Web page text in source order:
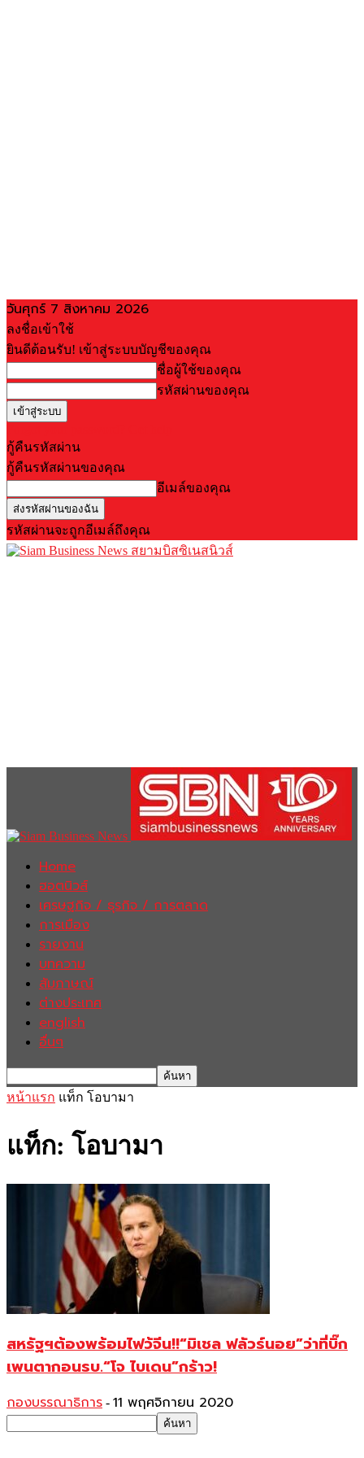
วันศุกร์ 7 สิงหาคม 2026
ลงชื่อเข้าใช้
ยินดีต้อนรับ! เข้าสู่ระบบบัญชีของคุณ
ชื่อผู้ใช้ของคุณ
รหัสผ่านของคุณ
กู้คืนรหัสผ่าน
กู้คืนรหัสผ่านของคุณ
อีเมล์ของคุณ
รหัสผ่านจะถูกอีเมล์ถึงคุณ
สยามบิสซิเนสนิวส์
Home
ฮอตนิวส์
เศรษฐกิจ / ธุรกิจ / การตลาด
การเมือง
รายงาน
บทความ
สัมภาษณ์
ต่างประเทศ
english
อื่นๆ
หน้าแรก แท็ก โอบามา
แท็ก: โอบามา
สหรัฐฯต้องพร้อมไฟว้จีน!!“มิเชล ฟลัวร์นอย”ว่าที่บิ๊ก
เพนตากอนรบ.“โจ ไบเดน”กร้าว!
กองบรรณาธิการ - 11 พฤศจิกายน 2020